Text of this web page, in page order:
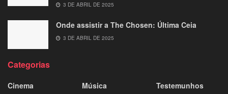
3 DE ABRIL DE 2025
Onde assistir a The Chosen: Última Ceia
3 DE ABRIL DE 2025
Categorias
Cinema
Música
Testemunhos